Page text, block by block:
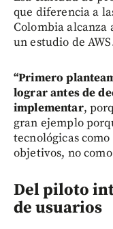
que diferencia a
Colombia alcanza
un estudio de
“Primero
lograr antes de
implementar,
gran ejemplo
tecnológicas
objetivos, no
Del piloto
de usuarios